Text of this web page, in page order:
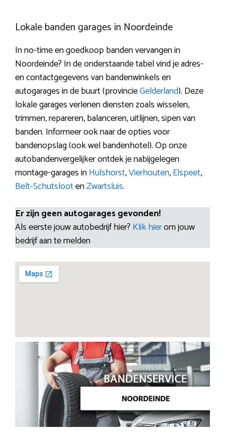
Lokale banden garages in Noordeinde
In no-time en goedkoop banden vervangen in
Noordeinde? In de onderstaande tabel vind je adres-
en contactgegevens van bandenwinkels en
autogarages in de buurt (provincieGelderland). Deze
lokale garages verlenen diensten zoals wisselen,
trimmen, repareren, balanceren, uitlijnen, sipen van
banden. Informeer ook naar de opties voor
bandenopslag (ook wel bandenhotel). Op onze
autobandenvergelijker ontdek je nabijgelegen
montage-garages inHulshorst,Vierhouten,Elspeet,
Belt-SchutslootenZwartsluis.
Er zijn geen autogarages gevonden!
Als eerste jouw autobedrijf hier? Klik hierom jouw
bedrijf aan te melden